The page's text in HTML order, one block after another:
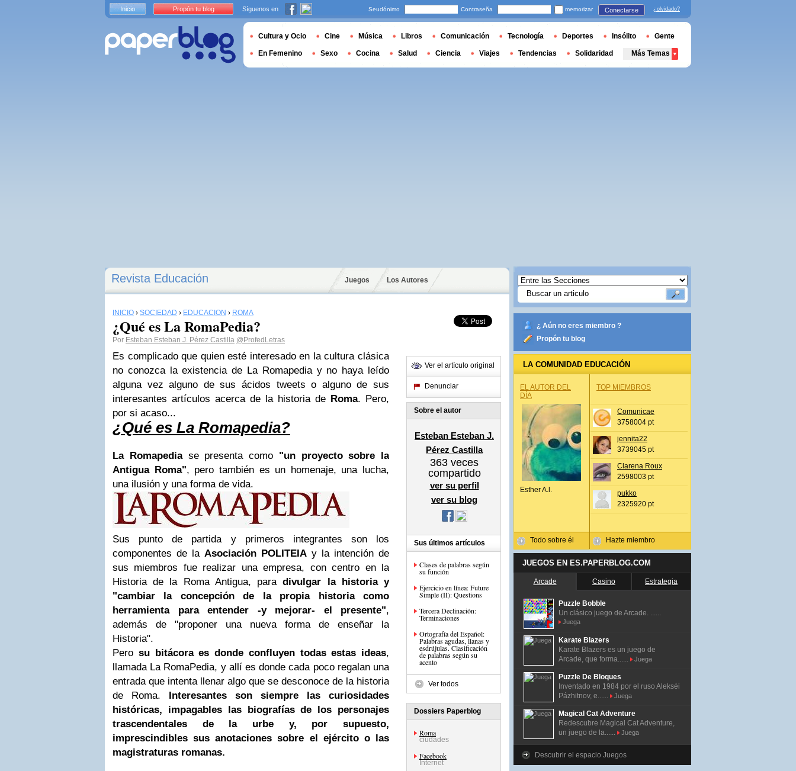
Revista Educación Juegos Los Autores
INICIO › SOCIEDAD › EDUCACIÓN › ROMA
¿Qué es La RomaPedia?
Por Esteban Esteban J. Pérez Castilla @ProfedLetras
Es complicado que quien esté interesado en la cultura clásica
no conozca la existencia de La Romapedia y no haya leído
alguna vez alguno de sus ácidos tweets o alguno de sus
interesantes artículos acerca de la historia de Roma. Pero,
por si acaso...
¿Qué es La Romapedia?
La Romapediase presenta como "un proyecto sobre la
Antigua Roma", pero también es un homenaje, una lucha,
una ilusión y una forma de vida.
Sus punto de partida y primeros integrantes son los
componentes de la Asociación POLITEIA y la intención de
sus miembros fue realizar una empresa, con centro en la
Historia de la Roma Antigua, paradivulgar la historia y
"cambiar la concepción de la propia historia como
herramienta para entender -y mejorar- el presente",
además de "proponer una nueva forma de enseñar la
Historia".
Pero su bitácora es donde confluyen todas estas ideas,
llamada La RomaPedia, y allí es donde cada poco regalan una
entrada que intenta llenar algo que se desconoce de la historia
de Roma. Interesantes son siempre las curiosidades
históricas, impagables las biografías de los personajes
trascendentales de la urbe y, por supuesto,
imprescindibles sus anotaciones sobre el ejército o las
magistraturas romanas.
Ver el artículo original
Denunciar
Sobre el autor
Esteban Esteban J.
Pérez Castilla
363 veces
compartido
ver su perfil
ver su blog
Sus últimos artículos
Clases de palabras según
su función
Ejercicio en línea: Future
Simple (II): Questions
Tercera Declinación:
Terminaciones
Ortografía del Español:
Palabras agudas, llanas y
esdrújulas. Clasificación
de palabras según su
acento
Ver todos
Dossiers Paperblog
Roma
ciudades
Facebook
Internet
¿ Aún no eres miembro ?
Propón tu blog
LA COMUNIDAD EDUCACIÓN
EL AUTOR DEL
DÍA
Esther A.l.
Todo sobre él
TOP MIEMBROS
Comunicae
3758004 pt
jennita22
3739045 pt
Clarena Roux
2598003 pt
pukko
2325920 pt
Hazte miembro
JUEGOS EN ES.PAPERBLOG.COM
Arcade Casino Estrategia
Puzzle Bobble
Un clásico juego de Arcade. ......
Juega
Karate Blazers
Karate Blazers es un juego de
Arcade, que forma......
Juega
Puzzle De Bloques
Inventado en 1984 por el ruso Alekséi
Pázhitnov, e......
Juega
Magical Cat Adventure
Redescubre Magical Cat Adventure,
un juego de la......
Juega
Descubrir el espacio Juegos
Inicio Propón tu blog Síguenos en Seudónimo Contraseña memorizar Conectarse ¿olvidado?
Cultura y Ocio Cine Música Libros Comunicación Tecnología Deportes Insólito Gente
En Femenino Sexo Cocina Salud Ciencia Viajes Tendencias Solidaridad Más Temas